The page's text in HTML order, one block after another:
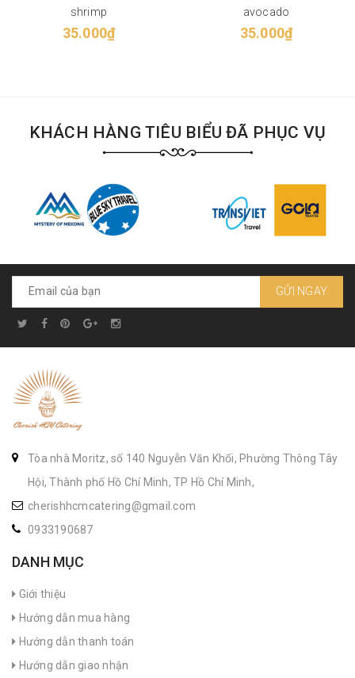
shrimp
35.000₫
avocado
35.000₫
KHÁCH HÀNG TIÊU BIỂU ĐÃ PHỤC VỤ
GỬI NGAY
Tòa nhà Moritz, số 140 Nguyễn Văn Khối, Phường Thông Tây
Hội, Thành phố Hồ Chí Minh, TP Hồ Chí Minh,
cherishhcmcatering@gmail.com
0933190687
DANH MỤC
Giới thiệu
Hướng dẫn mua hàng
Hướng dẫn thanh toán
Hướng dẫn giao nhận